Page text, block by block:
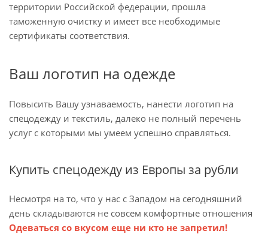
территории Российской федерации, прошла
таможенную очистку и имеет все необходимые
сертификаты соответствия.
Ваш логотип на одежде
Повысить Вашу узнаваемость, нанести логотип на
спецодежду и текстиль, далеко не полный перечень
услуг с которыми мы умеем успешно справляться.
Купить спецодежду из Европы за рубли
Несмотря на то, что у нас с Западом на сегодняшний
день складываются не совсем комфортные отношения
Одеваться со вкусом еще ни кто не запретил!